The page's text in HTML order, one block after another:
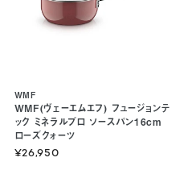
WMF(ヴェーエムエフ) フュージョンテ
ック ミネラルプロ ソースパン16cm
ローズクォーツ
WMF
¥26,950